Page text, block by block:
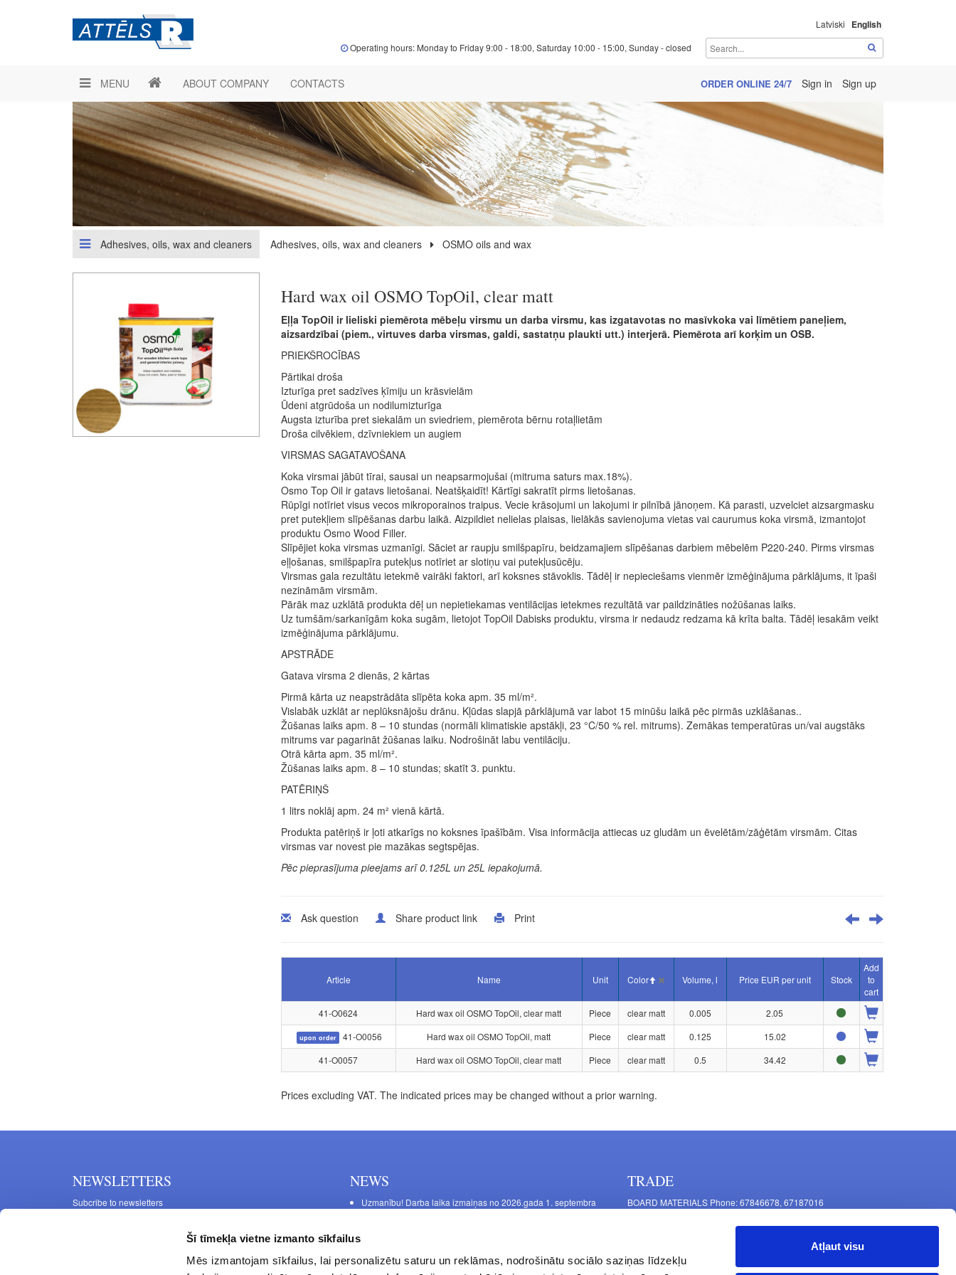
Šī tīmekļa vietne izmanto sīkfailus
Mēs izmantojam sīkfailus, lai personalizētu saturu un reklāmas, nodrošinātu sociālo saziņas līdzekļu
Atļaut visu
Latviski English
Operating hours: Monday to Friday 9:00 - 18:00, Saturday 10:00 - 15:00, Sunday - closed
MENU ABOUT COMPANY CONTACTS ORDER ONLINE 24/7 Sign in Sign up
Adhesives, oils, wax and cleaners Adhesives, oils, wax and cleaners OSMO oils and wax
Hard wax oil OSMO TopOil, clear matt
Eļļa TopOil ir lieliski piemērota mēbeļu virsmu un darba virsmu, kas izgatavotas no masīvkoka vai līmētiem paneļiem,
aizsardzībai (piem., virtuves darba virsmas, galdi, sastatņu plaukti utt.) interjerā. Piemērota arī korķim un OSB.
PRIEKŠROCĪBAS
Pārtikai droša
Izturīga pret sadzīves ķīmiju un krāsvielām
Ūdeni atgrūdoša un nodilumizturīga
Augsta izturība pret siekalām un sviedriem, piemērota bērnu rotaļlietām
Droša cilvēkiem, dzīvniekiem un augiem
VIRSMAS SAGATAVOŠANA
Koka virsmai jābūt tīrai, sausai un neapsarmojušai (mitruma saturs max.18%).
Osmo Top Oil ir gatavs lietošanai. Neatšķaidīt! Kārtīgi sakratīt pirms lietošanas.
Rūpīgi notīriet visus vecos mikroporainos traipus. Vecie krāsojumi un lakojumi ir pilnībā jānoņem. Kā parasti, uzvelciet aizsargmasku
pret putekļiem slīpēšanas darbu laikā. Aizpildiet nelielas plaisas, lielākās savienojuma vietas vai caurumus koka virsmā, izmantojot
produktu Osmo Wood Filler.
Slīpējiet koka virsmas uzmanīgi. Sāciet ar raupju smilšpapīru, beidzamajiem slīpēšanas darbiem mēbelēm P220-240. Pirms virsmas
eļļošanas, smilšpapīra putekļus notīriet ar slotiņu vai putekļusūcēju.
Virsmas gala rezultātu ietekmē vairāki faktori, arī koksnes stāvoklis. Tādēļ ir nepieciešams vienmēr izmēģinājuma pārklājums, it īpaši
nezināmām virsmām.
Pārāk maz uzklātā produkta dēļ un nepietiekamas ventilācijas ietekmes rezultātā var paildzināties nožūšanas laiks.
Uz tumšām/sarkanīgām koka sugām, lietojot TopOil Dabisks produktu, virsma ir nedaudz redzama kā krīta balta. Tādēļ iesakām veikt
izmēģinājuma pārklājumu.
APSTRĀDE
Gatava virsma 2 dienās, 2 kārtas
Pirmā kārta uz neapstrādāta slīpēta koka apm. 35 ml/m².
Vislabāk uzklāt ar neplūksnājošu drānu. Kļūdas slapjā pārklājumā var labot 15 minūšu laikā pēc pirmās uzklāšanas..
Žūšanas laiks apm. 8 – 10 stundas (normāli klimatiskie apstākļi, 23 °C/50 % rel. mitrums). Zemākas temperatūras un/vai augstāks
mitrums var pagarināt žūšanas laiku. Nodrošināt labu ventilāciju.
Otrā kārta apm. 35 ml/m².
Žūšanas laiks apm. 8 – 10 stundas; skatīt 3. punktu.
PATĒRIŅŠ
1 litrs noklāj apm. 24 m² vienā kārtā.
Produkta patēriņš ir ļoti atkarīgs no koksnes īpašībām. Visa informācija attiecas uz gludām un ēvelētām/zāģētām virsmām. Citas
virsmas var novest pie mazākas segtspējas.
Pēc pieprasījuma pieejams arī 0.125L un 25L iepakojumā.
Ask question Share product link Print
Article Name Unit Color Volume, l Price EUR per unit Stock
Add
to
cart
41-O0624
Hard wax oil OSMO TopOil, clear matt Piece clear matt 0.005 2.05
upon order 41-O0056 Hard wax oil OSMO TopOil, matt Piece clear matt 0.125
15.02
41-O0057
Hard wax oil OSMO TopOil, clear matt Piece clear matt 0.5 34.42
Prices excluding VAT. The indicated prices may be changed without a prior warning.
NEWSLETTERS
Subcribe to newsletters
NEWS
Uzmanību! Darba laika izmaiņas no 2026.gada 1. septembra
TRADE
BOARD MATERIALS Phone: 67846678, 67187016
11 Mašīnu Str., Riga, LV-1063, Latvia
FURNITURE FITTINGS Phone: 67846682, 67844884
452 Latgales Str., Riga, LV-1063, Latvija